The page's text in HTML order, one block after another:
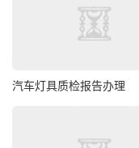
汽车灯具质检报告办理